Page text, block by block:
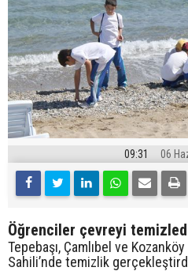
09:31 06
Öğrenciler çevreyi
Tepebaşı, Çamlıbel ve
Sahili’nde temizlik